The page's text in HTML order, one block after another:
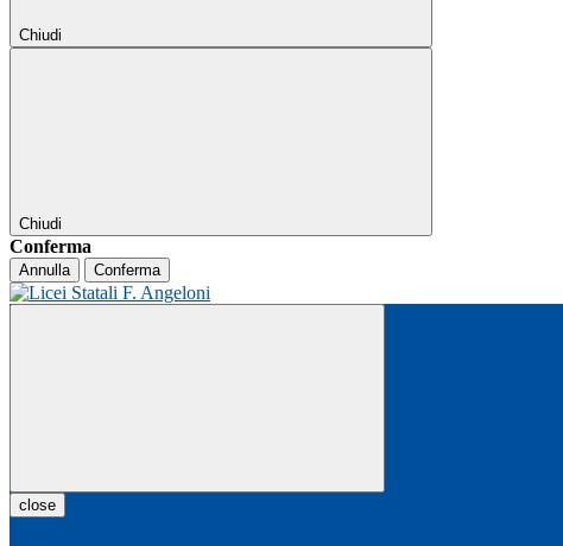
Chiudi
Chiudi
Conferma
Annulla Conferma
close